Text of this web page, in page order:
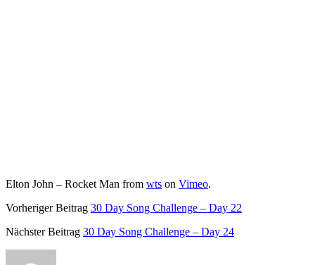
Elton John – Rocket Man from wts on Vimeo.
Vorheriger Beitrag 30 Day Song Challenge – Day 22
Nächster Beitrag 30 Day Song Challenge – Day 24